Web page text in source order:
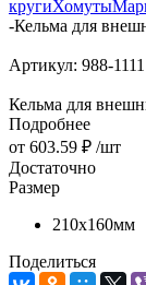
кругиХомуты
-Кельма для
Артикул: 988-1111
Кельма для
Подробнее
от 603.59 ₽ /шт
Достаточно
Размер
210х160мм
Поделиться